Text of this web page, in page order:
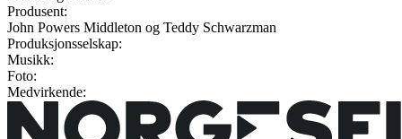
Produsent:
John Powers Middleton og Teddy Schwarzman
Produksjonsselskap:
Musikk:
Foto:
Medvirkende: